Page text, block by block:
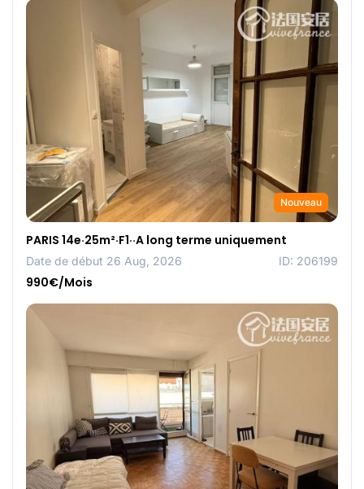
Nouveau
PARIS 14e·25m²·F1··A long terme uniquement
Date de début 26 Aug, 2026 ID: 206199
990€/Mois